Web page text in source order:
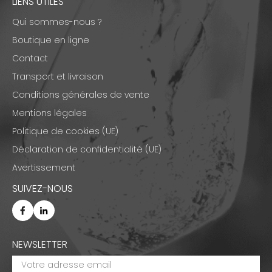
Qui sommes-nous ?
Boutique en ligne
Contact
Transport et livraison
Conditions générales de vente
Mentions légales
Politique de cookies (UE)
Déclaration de confidentialité (UE)
Avertissement
SUIVEZ-NOUS
NEWSLETTER